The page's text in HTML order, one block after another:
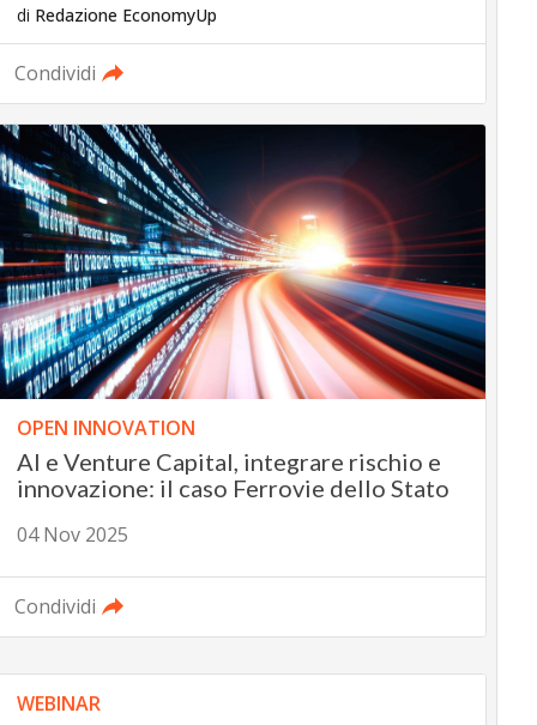
di Redazione EconomyUp
Condividi
OPEN INNOVATION
AI e Venture Capital, integrare rischio e
innovazione: il caso Ferrovie dello Stato
04 Nov 2025
Condividi
WEBINAR